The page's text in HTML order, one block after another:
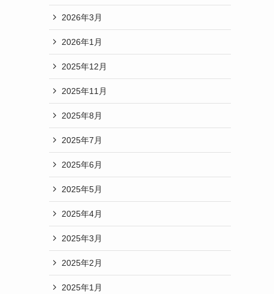
2026年3月
2026年1月
2025年12月
2025年11月
2025年8月
2025年7月
2025年6月
2025年5月
2025年4月
2025年3月
2025年2月
2025年1月